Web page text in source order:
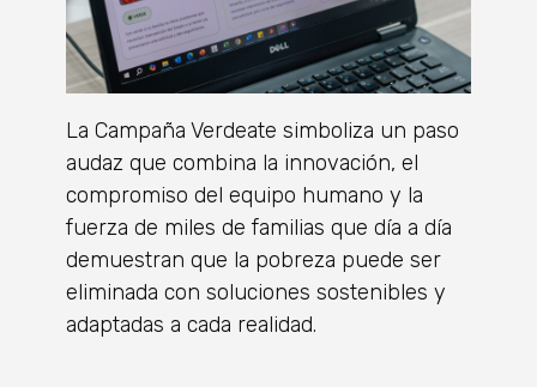
La Campaña Verdeate simboliza un paso
audaz que combina la innovación, el
compromiso del equipo humano y la
fuerza de miles de familias que día a día
demuestran que la pobreza puede ser
eliminada con soluciones sostenibles y
adaptadas a cada realidad.